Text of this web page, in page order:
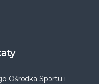
Ośrodka Sportu i